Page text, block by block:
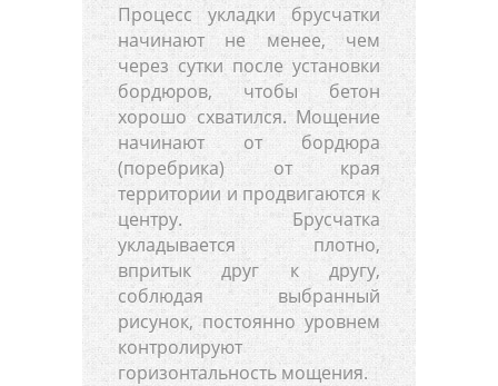
Процесс укладки брусчатки
начинают не менее, чем
через сутки после установки
бордюров, чтобы бетон
хорошо схватился. Мощение
начинают от бордюра
(поребрика) от края
территории и продвигаются к
центру. Брусчатка
укладывается плотно,
впритык друг к другу,
соблюдая выбранный
рисунок, постоянно уровнем
контролируют
горизонтальность мощения.